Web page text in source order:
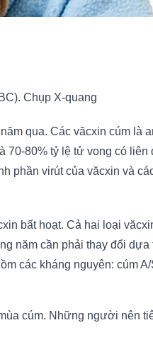
Chụp X-quang
qua. Các văcxin cúm là
80% tỷ lệ tử vong có
virút của văcxin và
bất hoạt. Cả hai loại
năm cần phải thay đổi
các kháng nguyên: cúm
cúm. Những người nên